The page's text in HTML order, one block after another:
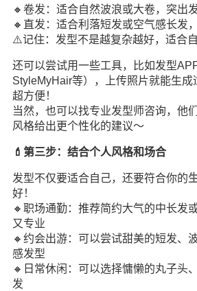
🔸卷发：适合自然波浪或大卷，突出
🔸直发：适合利落短发或空气感长发
⚠️记住：发型不是越复杂越好，适合自
还可以尝试用一些工具，比如发型
StyleMyHair等），上传照片就能生成
超方便！
当然，也可以找专业发型师咨询，他
风格给出更个性化的建议～
💄第三步：结合个人风格和场合
发型不仅要适合自己，还要符合你的
好！
🔸职场通勤：推荐简约大气的中长发
又专业
🔸约会出游：可以尝试甜美的短发、
感发型
🔸日常休闲：可以选择慵懒的丸子头
发